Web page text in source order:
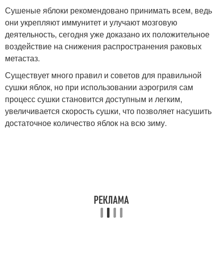
Сушеные яблоки рекомендовано принимать всем, ведь
они укрепляют иммунитет и улучают мозговую
деятельность, сегодня уже доказано их положительное
воздействие на снижения распространения раковых
метастаз.
Существует много правил и советов для правильной
сушки яблок, но при использовании аэрогриля сам
процесс сушки становится доступным и легким,
увеличивается скорость сушки, что позволяет насушить
достаточное количество яблок на всю зиму.